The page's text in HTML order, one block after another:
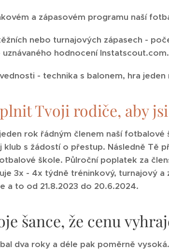
a zápasovém programu naší
nebo turnajových zápasech -
hodnocení Instatscout.com.
- technika s balonem, hra jeden
Tvoji rodiče, aby
rok řádným členem naší
s žádostí o přestup. Následně Tě
škole. Půlroční poplatek za
3x - 4x týdně tréninkový, turnajový
a to od 21.8.2023 do 20.6.2024.
šance, že cenu
dva roky a déle pak poměrně